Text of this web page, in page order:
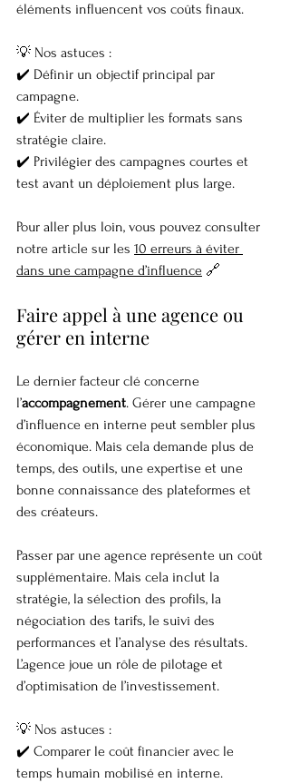
éléments influencent vos coûts finaux.
💡 Nos astuces :
✔️ Définir un objectif principal par
campagne.
✔️ Éviter de multiplier les formats sans
stratégie claire.
✔️ Privilégier des campagnes courtes et
test avant un déploiement plus large.
Pour aller plus loin, vous pouvez consulter
notre article sur les 10 erreurs à éviter
dans une campagne d’influence 🔗
Faire appel à une agence ou
gérer en interne
Le dernier facteur clé concerne
l’accompagnement. Gérer une campagne
d’influence en interne peut sembler plus
économique. Mais cela demande plus de
temps, des outils, une expertise et une
bonne connaissance des plateformes et
des créateurs.
Passer par une agence représente un coût
supplémentaire. Mais cela inclut la
stratégie, la sélection des profils, la
négociation des tarifs, le suivi des
performances et l’analyse des résultats.
L’agence joue un rôle de pilotage et
d’optimisation de l’investissement.
💡 Nos astuces :
✔️ Comparer le coût financier avec le
temps humain mobilisé en interne.